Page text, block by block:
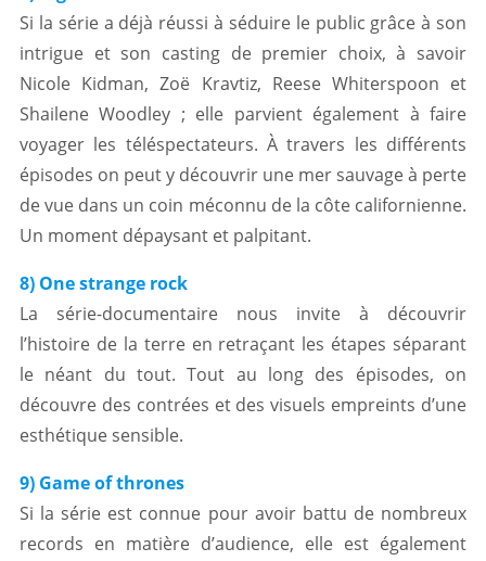
Si la série a déjà réussi à séduire le public grâce à son
intrigue et son casting de premier choix, à savoir
Nicole Kidman, Zoë Kravtiz, Reese Whiterspoon et
Shailene Woodley ; elle parvient également à faire
voyager les téléspectateurs. À travers les différents
épisodes on peut y découvrir une mer sauvage à perte
de vue dans un coin méconnu de la côte californienne.
Un moment dépaysant et palpitant.
8) One strange rock
La série-documentaire nous invite à découvrir
l’histoire de la terre en retraçant les étapes séparant
le néant du tout. Tout au long des épisodes, on
découvre des contrées et des visuels empreints d’une
esthétique sensible.
9) Game of thrones
Si la série est connue pour avoir battu de nombreux
records en matière d’audience, elle est également